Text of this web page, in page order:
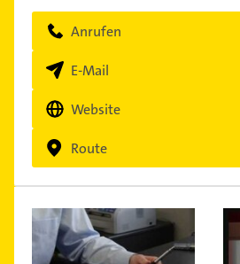
Anrufen
E-Mail
Website
Route